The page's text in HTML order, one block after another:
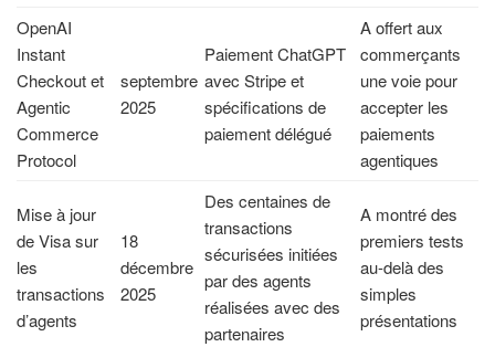
OpenAI
Instant
Checkout et
Agentic
Commerce
Protocol
septembre
2025
Paiement ChatGPT
avec Stripe et
spécifications de
paiement délégué
A offert aux
commerçants
une voie pour
accepter les
paiements
agentiques
Mise à jour
de Visa sur
les
transactions
d’agents
18
décembre
2025
Des centaines de
transactions
sécurisées initiées
par des agents
réalisées avec des
partenaires
A montré des
premiers tests
au-delà des
simples
présentations